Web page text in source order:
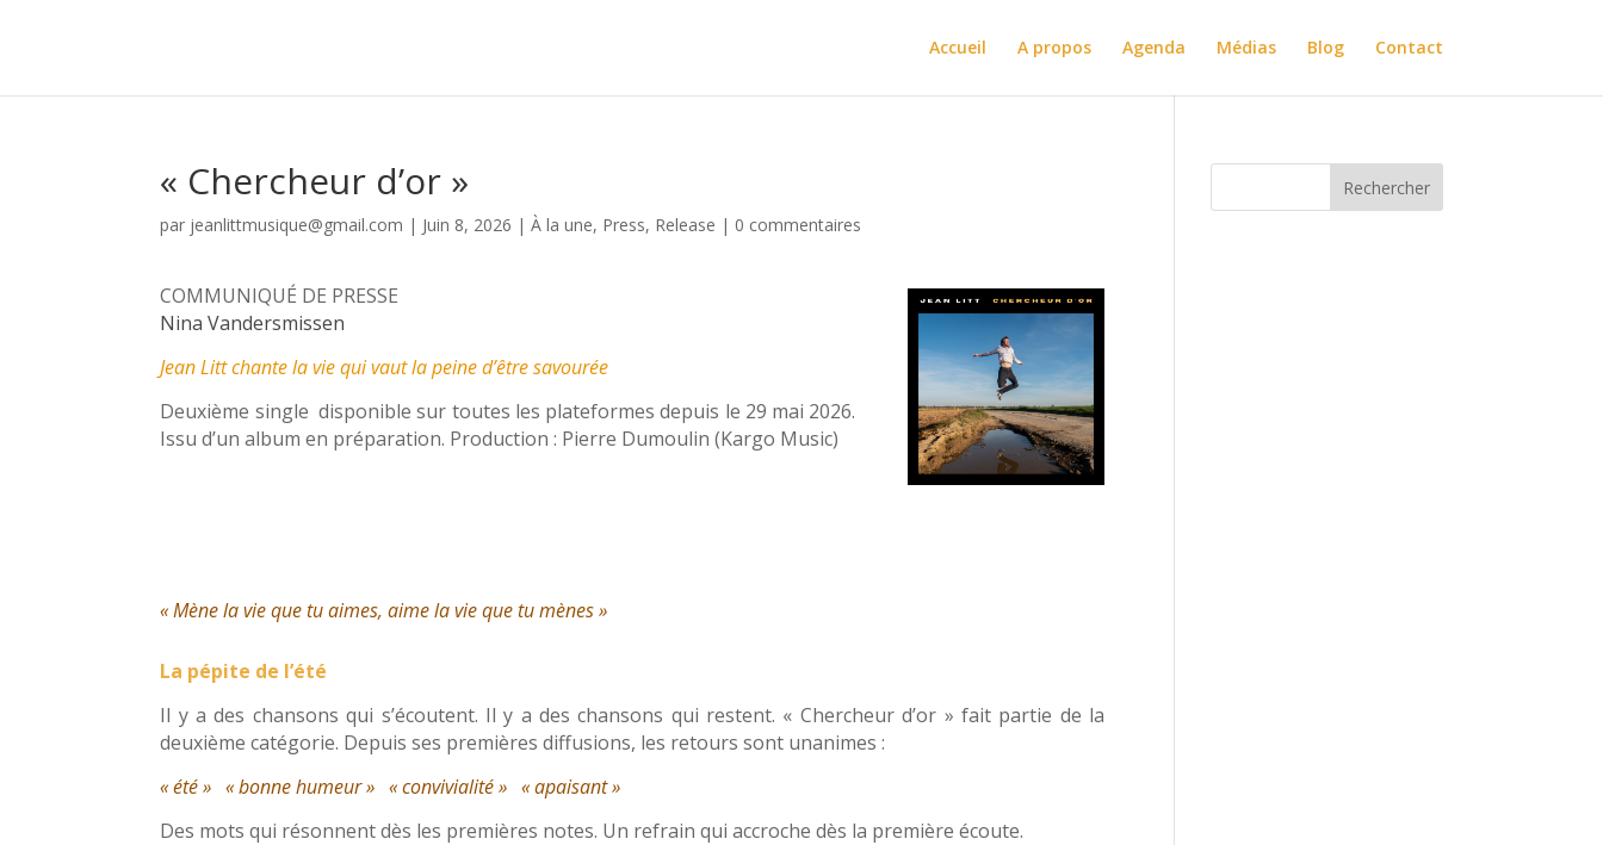
Accueil A propos Agenda Médias Blog Contact
« Chercheur d’or »
par jeanlittmusique@gmail.com | Juin 8, 2026 |À la une, Press, Release | 0 commentaires
COMMUNIQUÉ DE PRESSE
Nina Vandersmissen
Jean Litt chante la vie qui vaut la peine d’être savourée
Deuxième single disponible sur toutes les plateformes depuis le 29 mai 2026.
Issu d’un album en préparation. Production : Pierre Dumoulin (Kargo Music)
« Mène la vie que tu aimes, aime la vie que tu mènes »
La pépite de l’été
Il y a des chansons qui s’écoutent. Il y a des chansons qui restent. « Chercheur d’or » fait partie de la
deuxième catégorie. Depuis ses premières diffusions, les retours sont unanimes :
« été » « bonne humeur » « convivialité » « apaisant »
Des mots qui résonnent dès les premières notes. Un refrain qui accroche dès la première écoute.
Rechercher